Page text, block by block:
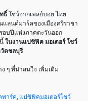
ธิ์ โชว์จากเพลย์บอย ไทย
ลนด์มาร์คของเมืองศรีราชา
อบปีแห่งภาคตะวันออก
ในงานแปซิฟิค มอเตอร์ โชว์
ดชลบุรี
ๆ ที่น่าสนใจ เพิ่มเติม
าร์ค, แปซิฟิคมอเตอร์โชว์